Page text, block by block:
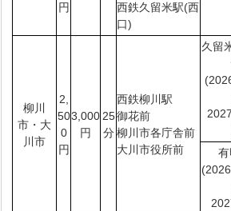
円
西鉄久留米駅(西
口)
柳川
市・大
川市
2,
50
0
円
3,000
円
25
分
西鉄柳川駅
御花前
柳川市各庁舎前
大川市役所前
久留